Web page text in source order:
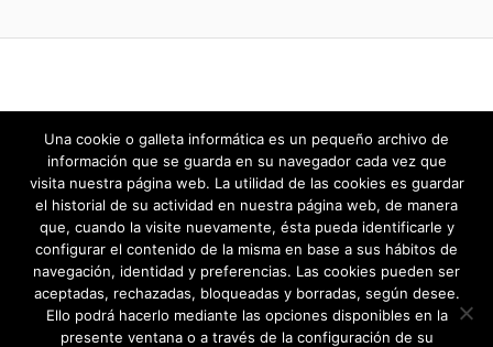
Una cookie o galleta informática es un pequeño archivo de
información que se guarda en su navegador cada vez que
visita nuestra página web. La utilidad de las cookies es guardar
el historial de su actividad en nuestra página web, de manera
que, cuando la visite nuevamente, ésta pueda identificarle y
configurar el contenido de la misma en base a sus hábitos de
navegación, identidad y preferencias. Las cookies pueden ser
aceptadas, rechazadas, bloqueadas y borradas, según desee.
Ello podrá hacerlo mediante las opciones disponibles en la
presente ventana o a través de la configuración de su